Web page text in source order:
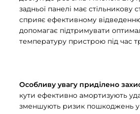
задньої панелі має стільникову
сприяє ефективному
допомагає підтримувати
температуру пристрою під час
Особливу увагу приділено
кути ефективно амортизують
зменшують ризик пошкоджень у